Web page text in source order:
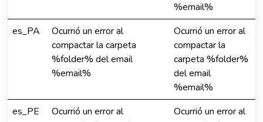
%email%
es_PA
Ocurrió un error al
compactar la carpeta
%folder% del email
%email%
Ocurrió un error al
compactar la
carpeta %folder%
del email
%email%
es_PE
Ocurrió un error al
Ocurrió un error al